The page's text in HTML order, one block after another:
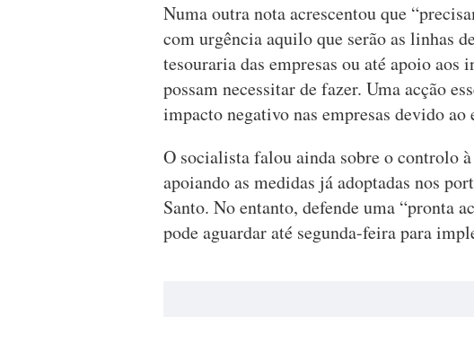
Numa outra nota acrescentou que
com urgência aquilo que serão as linhas
tesouraria das empresas ou até apoio aos
possam necessitar de fazer. Uma acção
impacto negativo nas empresas devido ao
O socialista falou ainda sobre o controlo à
apoiando as medidas já adoptadas nos
Santo. No entanto, defende uma “pronta
pode aguardar até segunda-feira para